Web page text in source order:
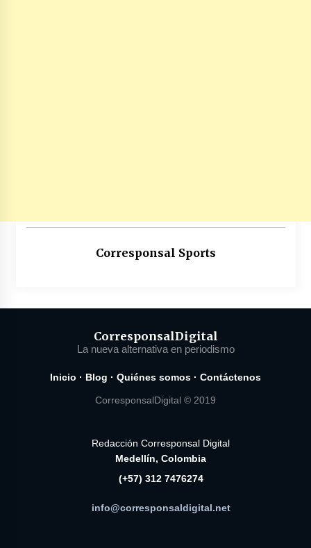
Corresponsal Sports
CorresponsalDigital
La nueva alternativa en periodismo
Inicio · Blog · Quiénes somos · Contáctenos
CorresponsalDigital © 2019
Redacción Corresponsal Digital
Medellín, Colombia
(+57) 312 7476274
info@corresponsaldigital.net